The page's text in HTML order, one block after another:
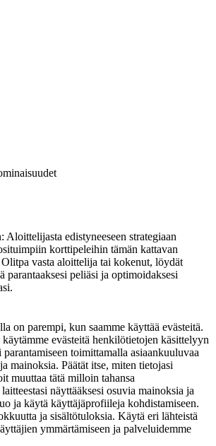
Aloittelijasta edistyneeseen strategiaan
korttipeleihin tämän kattavan
vasta aloittelija tai kokenut, löydät
parantaaksesi peliäsi ja optimoidaksesi
on parempi, kun saamme käyttää evästeitä.
evästeitä henkilötietojen käsittelyyn
toimittamalla asiaankuuluvaa
mainoksia. Päätät itse, miten tietojasi
muuttaa tätä milloin tahansa
näyttääksesi osuvia mainoksia ja
ja käytä käyttäjäprofiileja kohdistamiseen.
ja sisältötuloksia. Käytä eri lähteistä
ymmärtämiseen ja palveluidemme